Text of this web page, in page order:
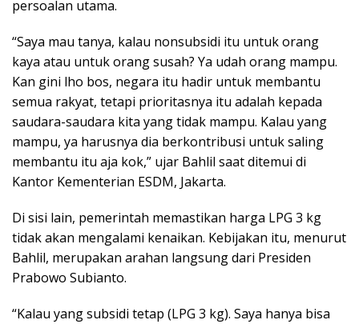
persoalan utama.
“Saya mau tanya, kalau nonsubsidi itu untuk orang
kaya atau untuk orang susah? Ya udah orang mampu.
Kan gini lho bos, negara itu hadir untuk membantu
semua rakyat, tetapi prioritasnya itu adalah kepada
saudara-saudara kita yang tidak mampu. Kalau yang
mampu, ya harusnya dia berkontribusi untuk saling
membantu itu aja kok,” ujar Bahlil saat ditemui di
Kantor Kementerian ESDM, Jakarta.
Di sisi lain, pemerintah memastikan harga LPG 3 kg
tidak akan mengalami kenaikan. Kebijakan itu, menurut
Bahlil, merupakan arahan langsung dari Presiden
Prabowo Subianto.
“Kalau yang subsidi tetap (LPG 3 kg). Saya hanya bisa